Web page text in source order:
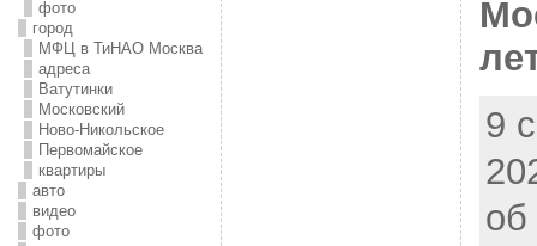
фото
город
МФЦ в ТиНАО Москва
адреса
Ватутинки
Московский
Ново-Никольское
Первомайское
квартиры
авто
видео
фото
9